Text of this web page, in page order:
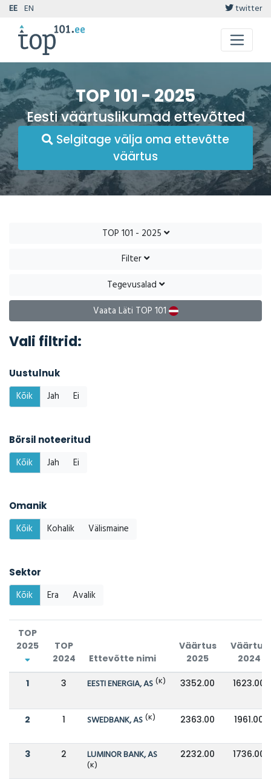
EE EN twitter
TOP 101 - 2025
Eesti väärtuslikumad ettevõtted
Selgitage välja oma ettevõtte
väärtus
TOP 101 - 2025
Filter
Tegevusalad
Vaata Läti TOP 101
Vali filtrid:
Uustulnuk
Kõik Jah Ei
Börsil noteeritud
Kõik Jah Ei
Omanik
Kõik Kohalik Välismaine
Sektor
Kõik Era Avalik
TOP
2025
TOP
2024
Ettevõtte nimi
Väärtus
2025
Väärtus
2024
1 3 EESTI ENERGIA, AS (K) 3352.00 1623.00
2 1 SWEDBANK, AS (K) 2363.00 1961.00
3 2 LUMINOR BANK, AS
(K)
2232.00 1736.00